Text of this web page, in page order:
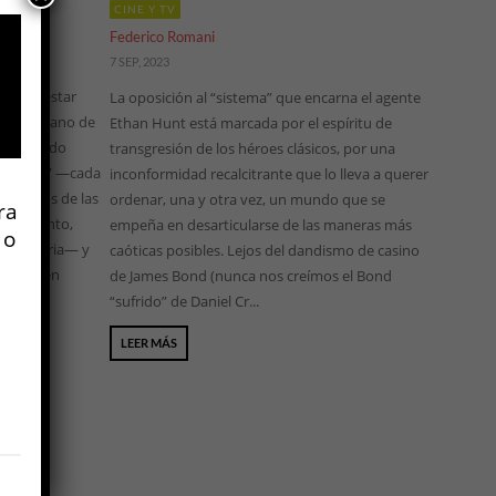
Bienestar
de
—cada
salarios de las
momento,
industria— y
en
CINE Y TV
Federico Romani
7 SEP, 2023
La oposición al “sistema” que encarna el agente
Ethan Hunt está marcada por el espíritu de
transgresión de los héroes clásicos, por una
inconformidad recalcitrante que lo lleva a querer
ordenar, una y otra vez, un mundo que se
empeña en desarticularse de las maneras más
caóticas posibles. Lejos del dandismo de casino
de James Bond (nunca nos creímos el Bond
“sufrido” de Daniel Cr...
LEER MÁS